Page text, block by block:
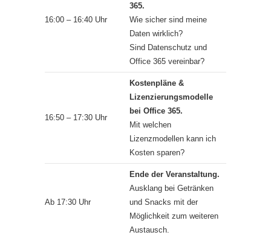
16:00 – 16:40 Uhr
365.
Wie sicher sind meine
Daten wirklich?
Sind Datenschutz und
Office 365 vereinbar?
16:50 – 17:30 Uhr
Kostenpläne &
Lizenzierungsmodelle
bei Office 365.
Mit welchen
Lizenzmodellen kann ich
Kosten sparen?
Ab 17:30 Uhr
Ende der Veranstaltung.
Ausklang bei Getränken
und Snacks mit der
Möglichkeit zum weiteren
Austausch.